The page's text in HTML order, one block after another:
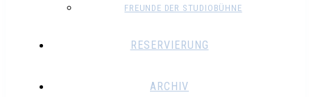
FREUNDE DER STUDIOBÜHNE
RESERVIERUNG
ARCHIV